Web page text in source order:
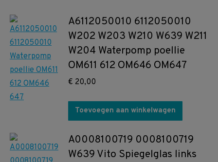
A6112050010 6112050010
W202 W203 W210 W639 W211
W204 Waterpomp poellie
OM611 612 OM646 OM647
€ 20,00
Toevoegen aan winkelwagen
A0008100719 0008100719
W639 Vito Spiegelglas links